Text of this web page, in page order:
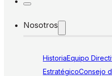
Nosotros
HistoriaEquipo
EstratégicoConsejo